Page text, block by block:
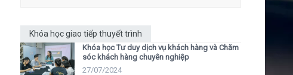
Khóa học giao tiếp thuyết trình
Khóa học Tư duy dịch vụ khách hàng và Chăm
sóc khách hàng chuyên nghiệp
27/07/2024